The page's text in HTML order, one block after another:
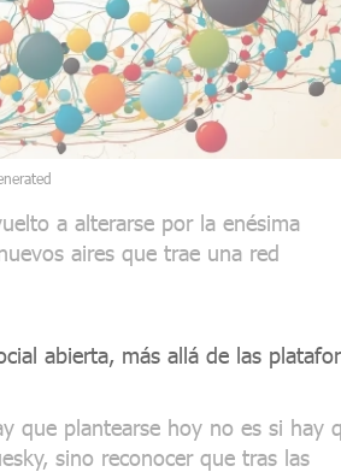
a alterarse por la enésima
aires que trae una red
abierta, más allá de las
que plantearse hoy no es si hay
sino reconocer que tras las